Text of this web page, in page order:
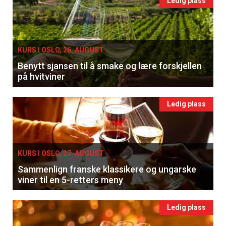
KURS I OSLO, 26. AUGUST
Benytt sjansen til å smake og lære forskjellen
på hvitviner
Ledig plass
KURS I OSLO, 27. AUGUST
Sammenlign franske klassikere og ungarske
viner til en 5-retters meny
Ledig plass